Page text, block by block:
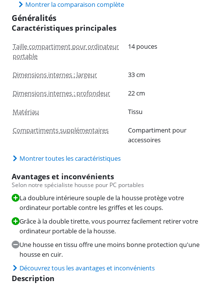
Montrer la comparaison complète
Généralités
Caractéristiques principales
Taille compartiment pour ordinateur
portable
14 pouces
Dimensions internes : largeur 33 cm
Dimensions internes : profondeur 22 cm
Matériau Tissu
Compartiments supplémentaires
Compartiment pour
accessoires
Montrer toutes les caractéristiques
Avantages et inconvénients
Selon notre spécialiste housse pour PC portables
La doublure intérieure souple de la housse protège votre
ordinateur portable contre les griffes et les coups.
Grâce à la double tirette, vous pourrez facilement retirer votre
ordinateur portable de la housse.
Une housse en tissu offre une moins bonne protection qu'une
housse en cuir.
Découvrez tous les avantages et inconvénients
Description